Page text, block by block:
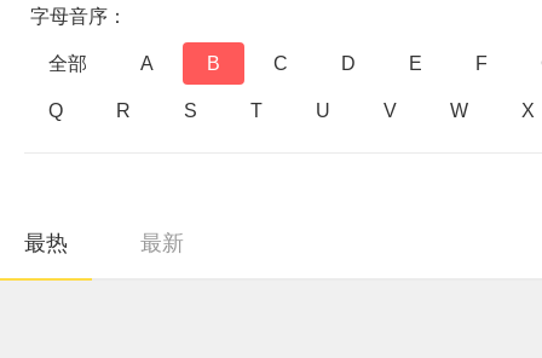
字母音序：
全部 A B C D E F
Q R S T U V W X
最热 最新